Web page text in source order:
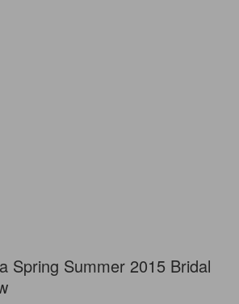
Spring Summer 2015 Bridal